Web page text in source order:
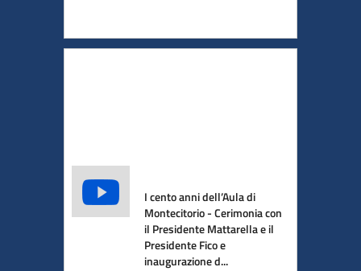
I cento anni dell’Aula di
Montecitorio - Cerimonia con
il Presidente Mattarella e il
Presidente Fico e
inaugurazione d...